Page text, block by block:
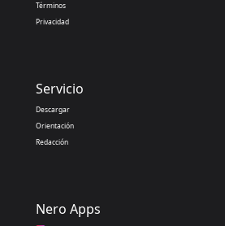
Términos
Privacidad
Servicio
Descargar
Orientación
Redacción
Nero Apps